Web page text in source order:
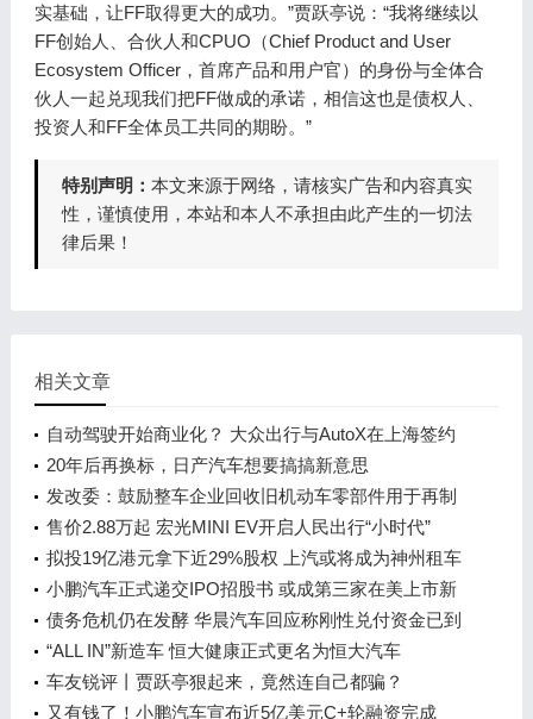
实基础，让FF取得更大的成功。”贾跃亭说：“我将继续以
FF创始人、合伙人和CPUO（Chief Product and User
Ecosystem Officer，首席产品和用户官）的身份与全体合
伙人一起兑现我们把FF做成的承诺，相信这也是债权人、
投资人和FF全体员工共同的期盼。”
特别声明： 本文来源于网络，请核实广告和内容真实
性，谨慎使用，本站和本人不承担由此产生的一切法
律后果！
相关文章
自动驾驶开始商业化？ 大众出行与AutoX在上海签约
20年后再换标，日产汽车想要搞搞新意思
发改委：鼓励整车企业回收旧机动车零部件用于再制
造
售价2.88万起 宏光MINI EV开启人民出行“小时代”
拟投19亿港元拿下近29%股权 上汽或将成为神州租车
第一大股东
小鹏汽车正式递交IPO招股书 或成第三家在美上市新
造车企
债务危机仍在发酵 华晨汽车回应称刚性兑付资金已到
位
“ALL IN”新造车 恒大健康正式更名为恒大汽车
车友锐评丨贾跃亭狠起来，竟然连自己都骗？
又有钱了！小鹏汽车宣布近5亿美元C+轮融资完成